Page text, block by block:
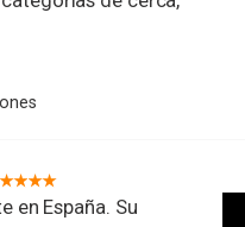
en España. Su